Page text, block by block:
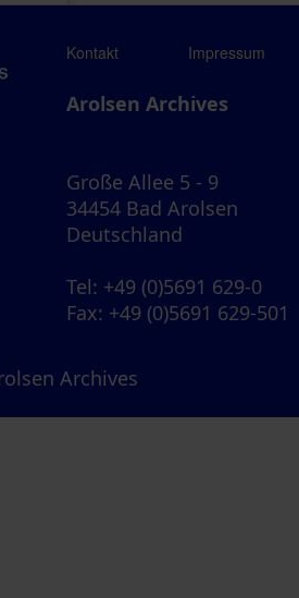
Kontakt Impressum
Arolsen Archives
Große Allee 5 - 9
34454 Bad Arolsen
Deutschland
Tel: +49 (0)5691 629-0
Fax: +49 (0)5691 629-501
Archives